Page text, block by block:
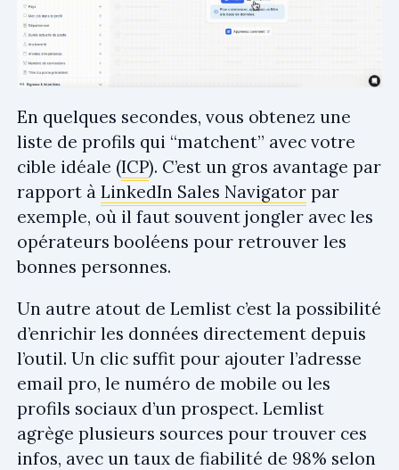
En quelques secondes, vous obtenez une
liste de profils qui “matchent” avec votre
cible idéale (ICP). C’est un gros avantage par
rapport à LinkedIn Sales Navigator par
exemple, où il faut souvent jongler avec les
opérateurs booléens pour retrouver les
bonnes personnes.
Un autre atout de Lemlist c’est la possibilité
d’enrichir les données directement depuis
l’outil. Un clic suffit pour ajouter l’adresse
email pro, le numéro de mobile ou les
profils sociaux d’un prospect. Lemlist
agrège plusieurs sources pour trouver ces
infos, avec un taux de fiabilité de 98% selon